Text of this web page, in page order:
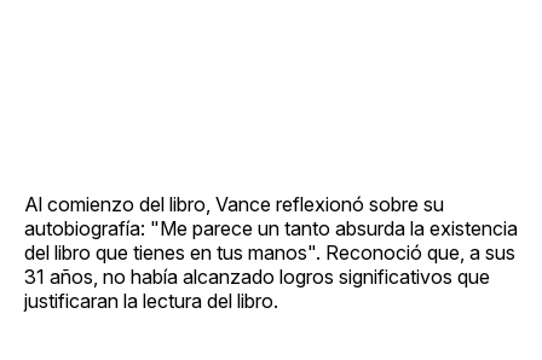
Al comienzo del libro, Vance reflexionó sobre su
autobiografía: "Me parece un tanto absurda la existencia
del libro que tienes en tus manos". Reconoció que, a sus
31 años, no había alcanzado logros significativos que
justificaran la lectura del libro.